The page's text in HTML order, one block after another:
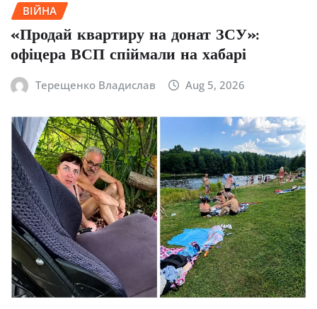
ВІЙНА
«Продай квартиру на донат ЗСУ»:
офіцера ВСП спіймали на хабарі
Терещенко Владислав Aug 5, 2026